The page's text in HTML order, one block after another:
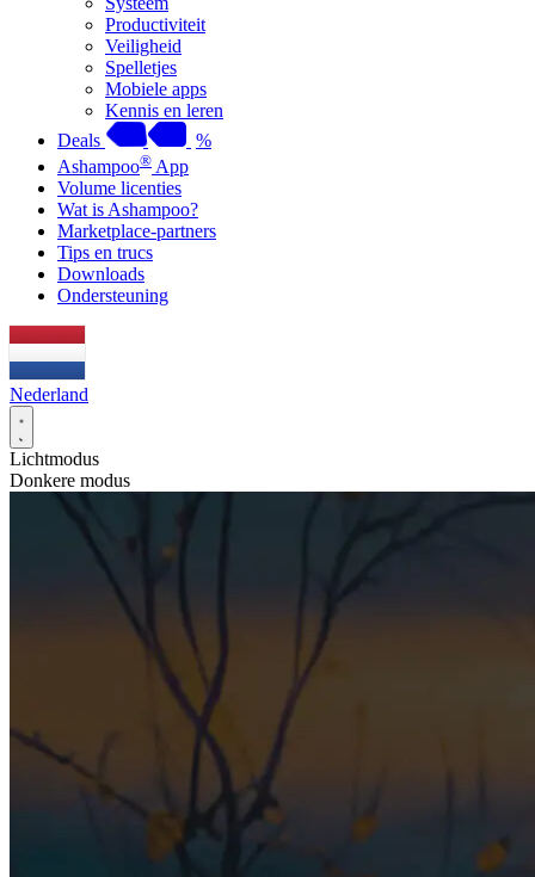
Productiviteit
Veiligheid
Spelletjes
Mobiele apps
Kennis en leren
Deals
%
Ashampoo® App
Volume licenties
Wat is Ashampoo?
Marketplace-partners
Tips en trucs
Downloads
Ondersteuning
Nederland
Lichtmodus
Donkere modus